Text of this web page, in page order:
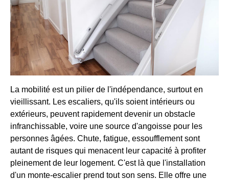
La mobilité est un pilier de l'indépendance, surtout en
vieillissant. Les escaliers, qu'ils soient intérieurs ou
extérieurs, peuvent rapidement devenir un obstacle
infranchissable, voire une source d'angoisse pour les
personnes âgées. Chute, fatigue, essoufflement sont
autant de risques qui menacent leur capacité à profiter
pleinement de leur logement. C'est là que l'installation
d'un monte-escalier prend tout son sens. Elle offre une